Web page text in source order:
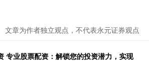
文章为作者独立观点，不代表永元证券观点
专业股票配资：解锁您的投资潜力，实现